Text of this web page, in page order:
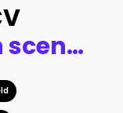
Idyllic mountain scenery in the Alps with blooming meadows in springtime